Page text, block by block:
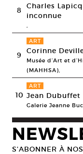
8
Charles
inconnue
,
9
ART
Corinne
Musée d’Art et
(MAHHSA),
10
ART
Jean Dubuffet
Galerie Jeanne
S’ABONNER À